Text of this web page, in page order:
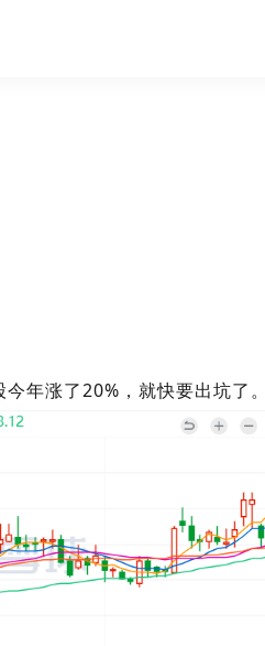
今年涨了20%， 就快要出坑了。